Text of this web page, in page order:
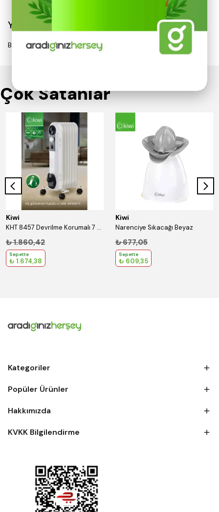
Yorumlar
Bu ürün için henüz yorum yapılmamış.
Çok Satanlar
Kiwi
KHT 8457 Devrilme Korumalı 7 Bölmeli Yağlı Radyatör Beyaz
₺ 1.860,42
Sepette
₺ 1.674,38
Kiwi
Narenciye Sıkacağı Beyaz
₺ 677,05
Sepette
₺ 609,35
Kategoriler
Popüler Ürünler
Hakkımızda
KVKK Bilgilendirme